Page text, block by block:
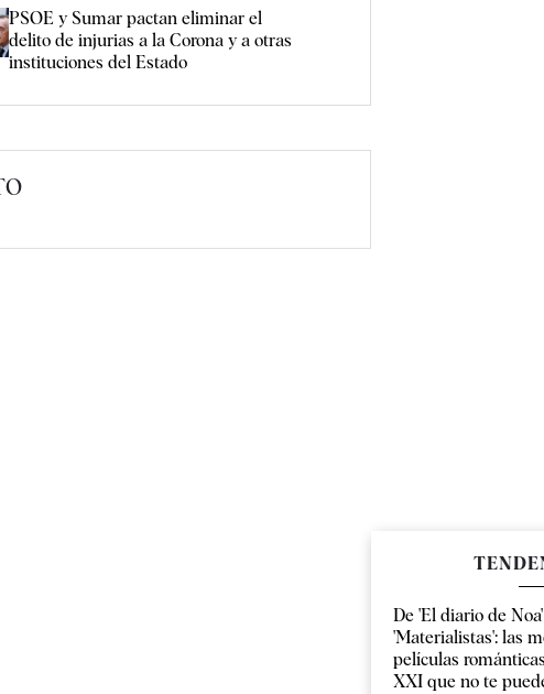
PSOE y Sumar pactan eliminar el
delito de injurias a la Corona y a otras
instituciones del Estado
De 'El diario de
'Materialistas': las
películas
XXI que no te